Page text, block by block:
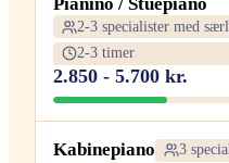
2-3 specialister med
2-3 timer
2.850 - 5.700 kr.
Kabinepiano
3